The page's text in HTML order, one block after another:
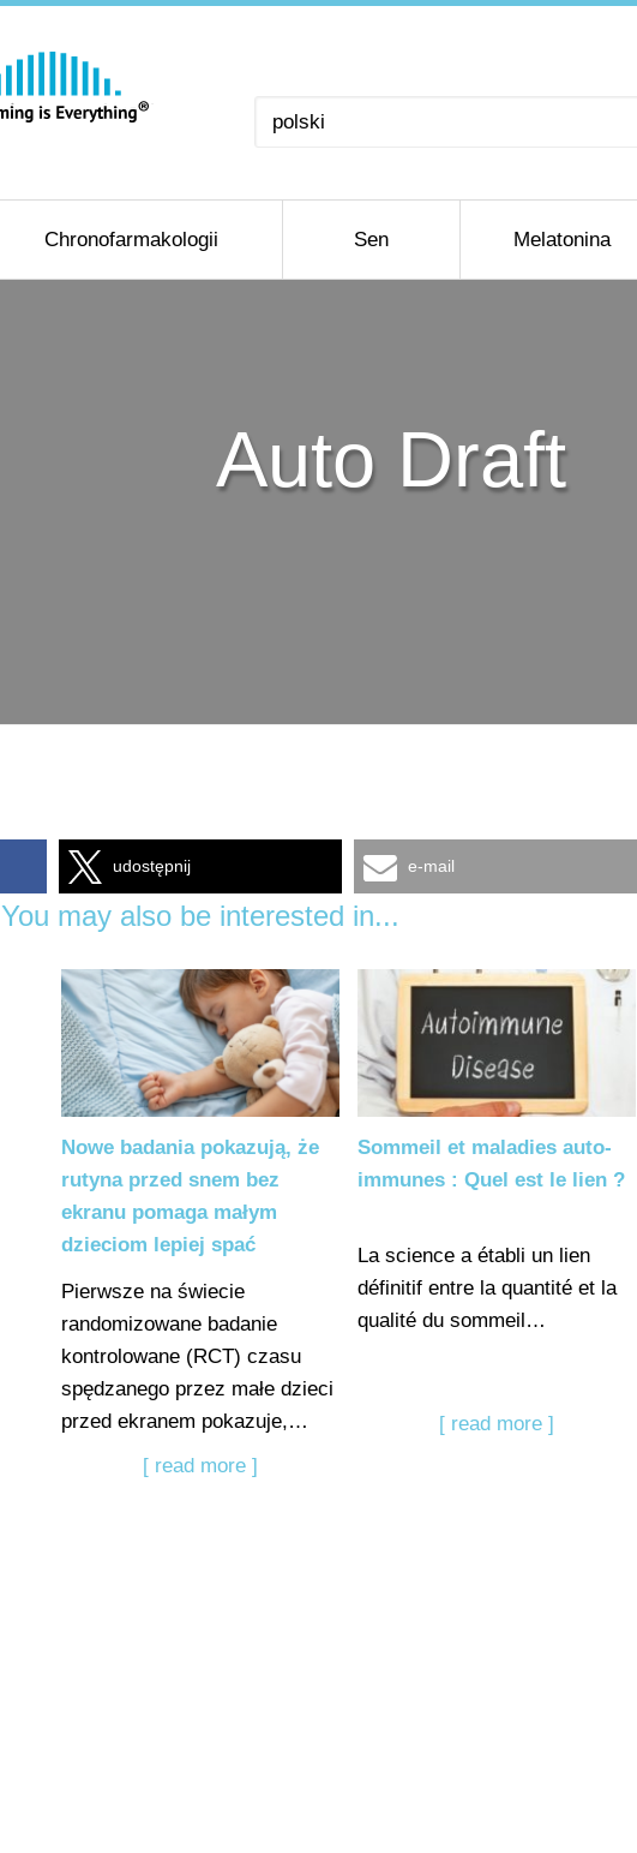
Wybierz
Chronofarmakologii Sen Melatonina
Auto Draft
udostępnij e-mail
You may also be interested in...
Nowe badania pokazują, że
rutyna przed snem bez
ekranu pomaga małym
dzieciom lepiej spać
Pierwsze na świecie
randomizowane badanie
kontrolowane (RCT) czasu
spędzanego przez małe dzieci
przed ekranem pokazuje,…
[ read more ]
Sommeil et maladies auto-
immunes : Quel est le lien ?
La science a établi un lien
définitif entre la quantité et la
qualité du sommeil…
[ read more ]